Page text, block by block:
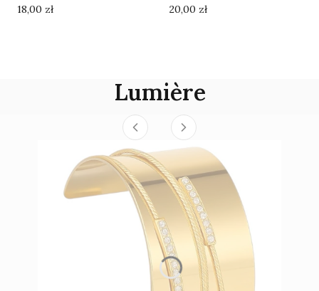
Cena
18,00 zł Cena
20,00 zł
Lumière